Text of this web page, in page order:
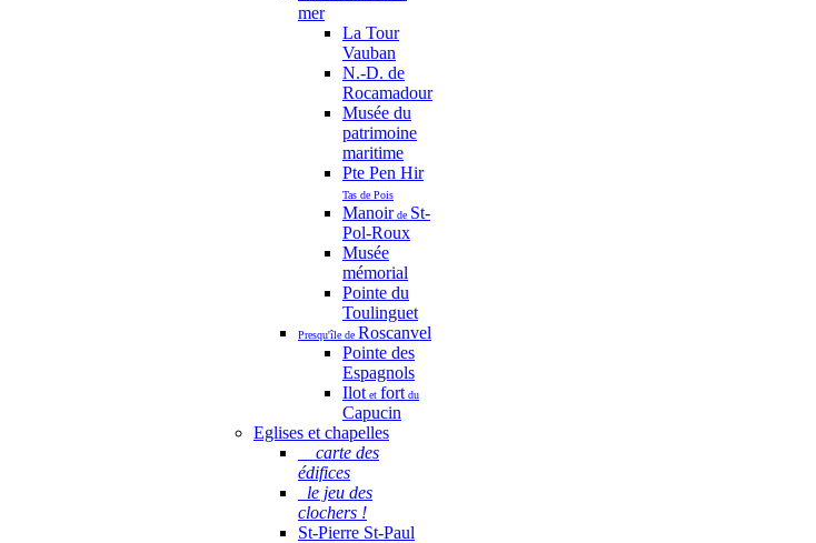
mer
La Tour
Vauban
N.-D. de
Rocamadour
Musée du
patrimoine
maritime
Pte Pen Hir
Tas de Pois
Manoirde St-
Pol-Roux
Musée
mémorial
Pointe du
Toulinguet
Presqu'île de Roscanvel
Pointe des
Espagnols
Ilot et fort du
Capucin
Eglises et chapelles
carte des
édifices
le jeu des
clochers !
St-Pierre St-Paul